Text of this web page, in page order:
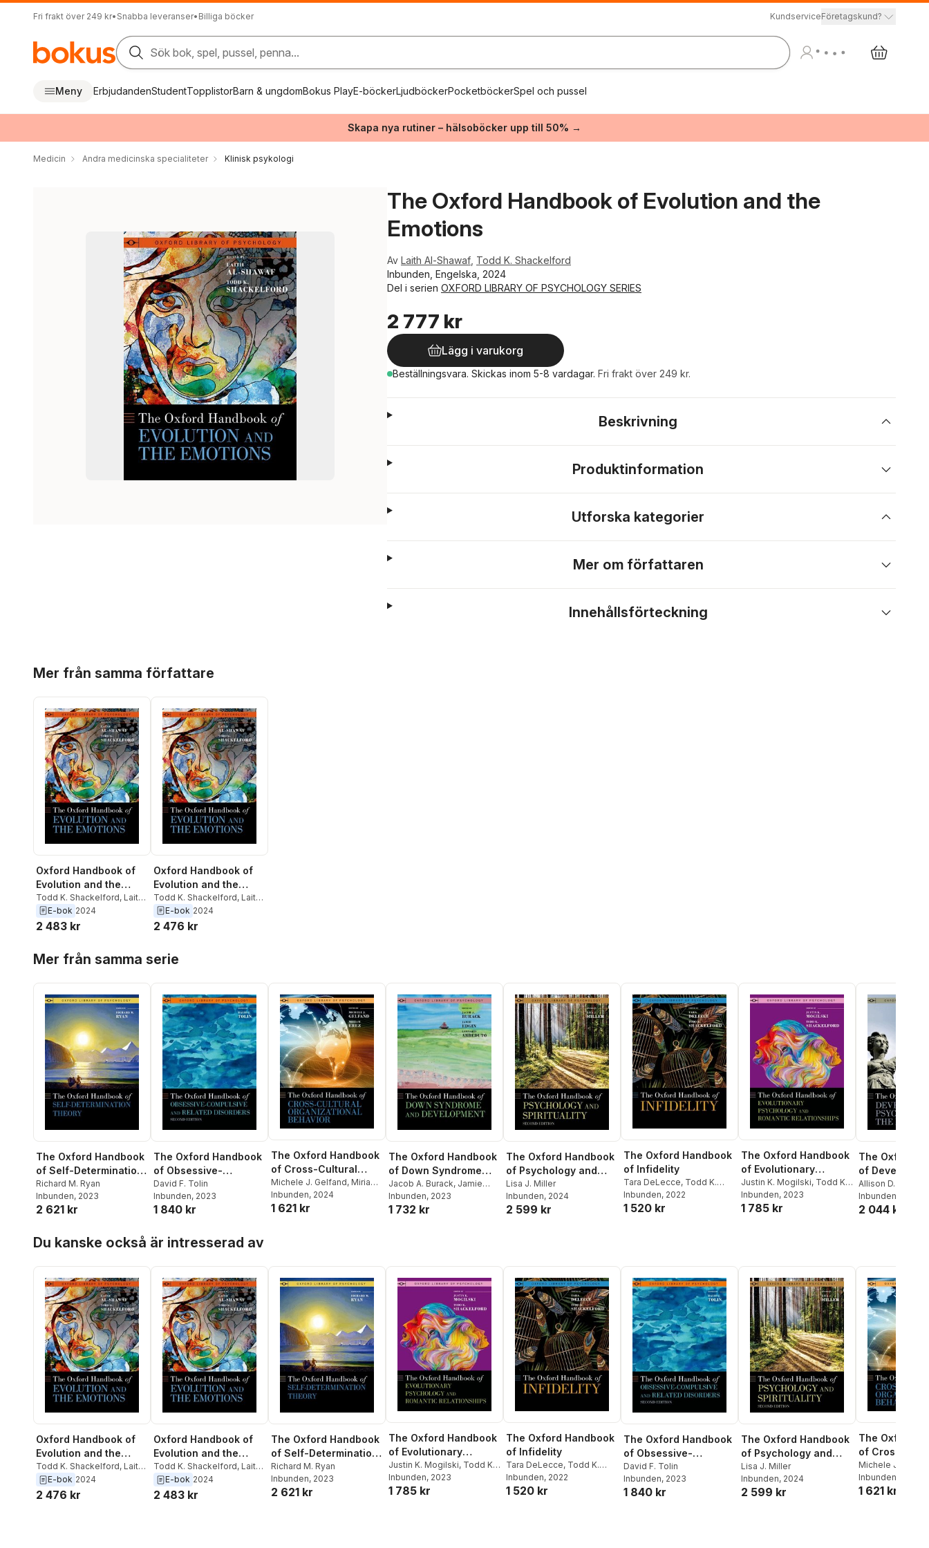
Fri frakt över 249 kr• Snabba leveranser• Billiga böcker KundserviceFöretagskund?
Sök bok, spel, pussel, penna...
Meny ErbjudandenStudentTopplistorBarn & ungdomBokus PlayE-böckerLjudböckerPocketböckerSpel och pussel
Skapa nya rutiner – hälsoböcker upp till 50% →
Medicin Andra medicinska specialiteter Klinisk psykologi
The Oxford Handbook of Evolution and the
Emotions
Av Laith Al-Shawaf Todd K. Shackelford
Inbunden, Engelska, 2024
Del i serien OXFORD LIBRARY OF PSYCHOLOGY SERIES
2 777 kr
Lägg i varukorg
Beställningsvara. Skickas inom 5-8 vardagar. Fri frakt över 249 kr.
Beskrivning
Produktinformation
Utforska kategorier
Mer om författaren
Innehållsförteckning
Mer från samma författare
Oxford Handbook of
Evolution and the
Emotions
Todd K. Shackelford, Laith
Al-Shawaf
E-bok 2024
2 483 kr
Oxford Handbook of
Evolution and the
Emotions
Todd K. Shackelford, Laith
Al-Shawaf
E-bok 2024
2 476 kr
Mer från samma serie
The Oxford Handbook
of Self-Determination
Theory
Richard M. Ryan
Inbunden, 2023
2 621 kr
The Oxford Handbook
of Obsessive-
Compulsive and
Related Disorders
David F. Tolin
Inbunden, 2023
1 840 kr
The Oxford Handbook
of Cross-Cultural
Organizational
Behavior
Michele J. Gelfand, Miriam
Erez
Inbunden, 2024
1 621 kr
The Oxford Handbook
of Down Syndrome
and Development
Jacob A. Burack, Jamie
Edgin,Leonard Abbeduto
Inbunden, 2023
1 732 kr
The Oxford Handbook
of Psychology and
Spirituality
Lisa J. Miller
Inbunden, 2024
2 599 kr
The Oxford Handbook
of Infidelity
Tara DeLecce, Todd K.
Shackelford
Inbunden, 2022
1 520 kr
The Oxford Handbook
of Evolutionary
Psychology and
Romantic
Relationships
Justin K. Mogilski, Todd K.
Shackelford
Inbunden, 2023
1 785 kr
The Oxford
of
Psychology
Law
Allison D. Redlich
Quas
Inbunden
2 044 kr
Du kanske också är intresserad av
Oxford Handbook of
Evolution and the
Emotions
Todd K. Shackelford, Laith
Al-Shawaf
E-bok 2024
2 476 kr
Oxford Handbook of
Evolution and the
Emotions
Todd K. Shackelford, Laith
Al-Shawaf
E-bok 2024
2 483 kr
The Oxford Handbook
of Self-Determination
Theory
Richard M. Ryan
Inbunden, 2023
2 621 kr
The Oxford Handbook
of Evolutionary
Psychology and
Romantic
Relationships
Justin K. Mogilski, Todd K.
Shackelford
Inbunden, 2023
1 785 kr
The Oxford Handbook
of Infidelity
Tara DeLecce, Todd K.
Shackelford
Inbunden, 2022
1 520 kr
The Oxford Handbook
of Obsessive-
Compulsive and
Related Disorders
David F. Tolin
Inbunden, 2023
1 840 kr
The Oxford Handbook
of Psychology and
Spirituality
Lisa J. Miller
Inbunden, 2024
2 599 kr
The Oxford
of Cross-
Behavior
Michele J.
Erez
Inbunden
1 621 kr